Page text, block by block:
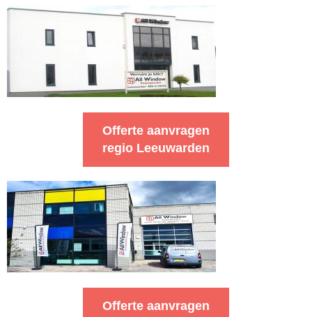
Offerte aanvragen
regio Leeuwarden
Offerte aanvragen